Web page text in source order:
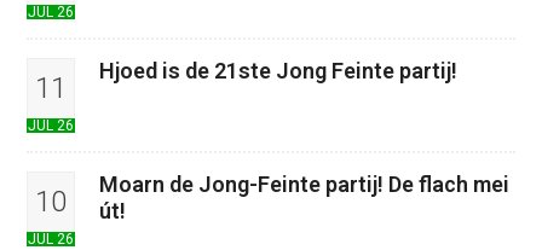
JUL 26
11
JUL 26
Hjoed is de 21ste Jong Feinte partij!
10
JUL 26
Moarn de Jong-Feinte partij! De flach mei
út!